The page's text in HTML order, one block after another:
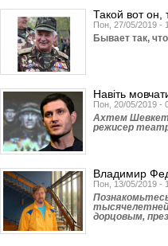
Такой вот он,
Пон, 27/05/2019 -
Бывает так,
Навіть
Пон, 20/05/2019 -
Ахтем
режисер
Владимир
Пон, 13/05/2019 -
тысячелетней
дорцовым,